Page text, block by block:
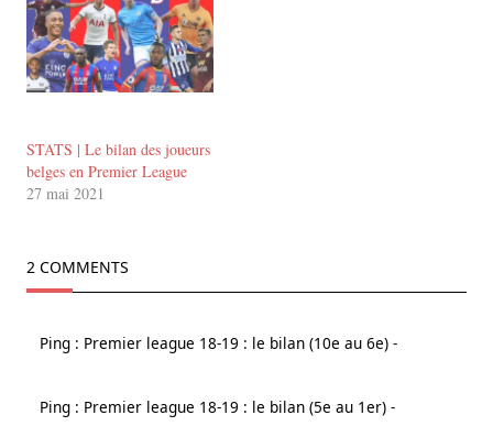
STATS | Le bilan des joueurs
belges en Premier League
27 mai 2021
2 COMMENTS
Ping : Premier league 18-19 : le bilan (10e au 6e) -
Ping : Premier league 18-19 : le bilan (5e au 1er) -